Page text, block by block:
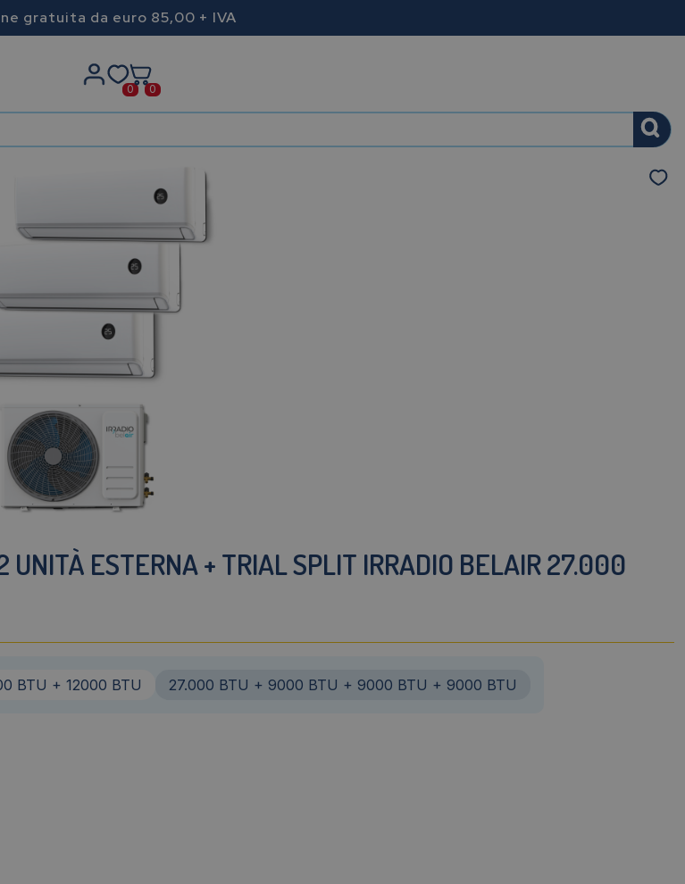
gratuita da euro 85,00 + IVA
0 0
UNITÀ ESTERNA + TRIAL SPLIT IRRADIO BELAIR 27.000
BTU + 12000 BTU 27.000 BTU + 9000 BTU + 9000 BTU + 9000 BTU